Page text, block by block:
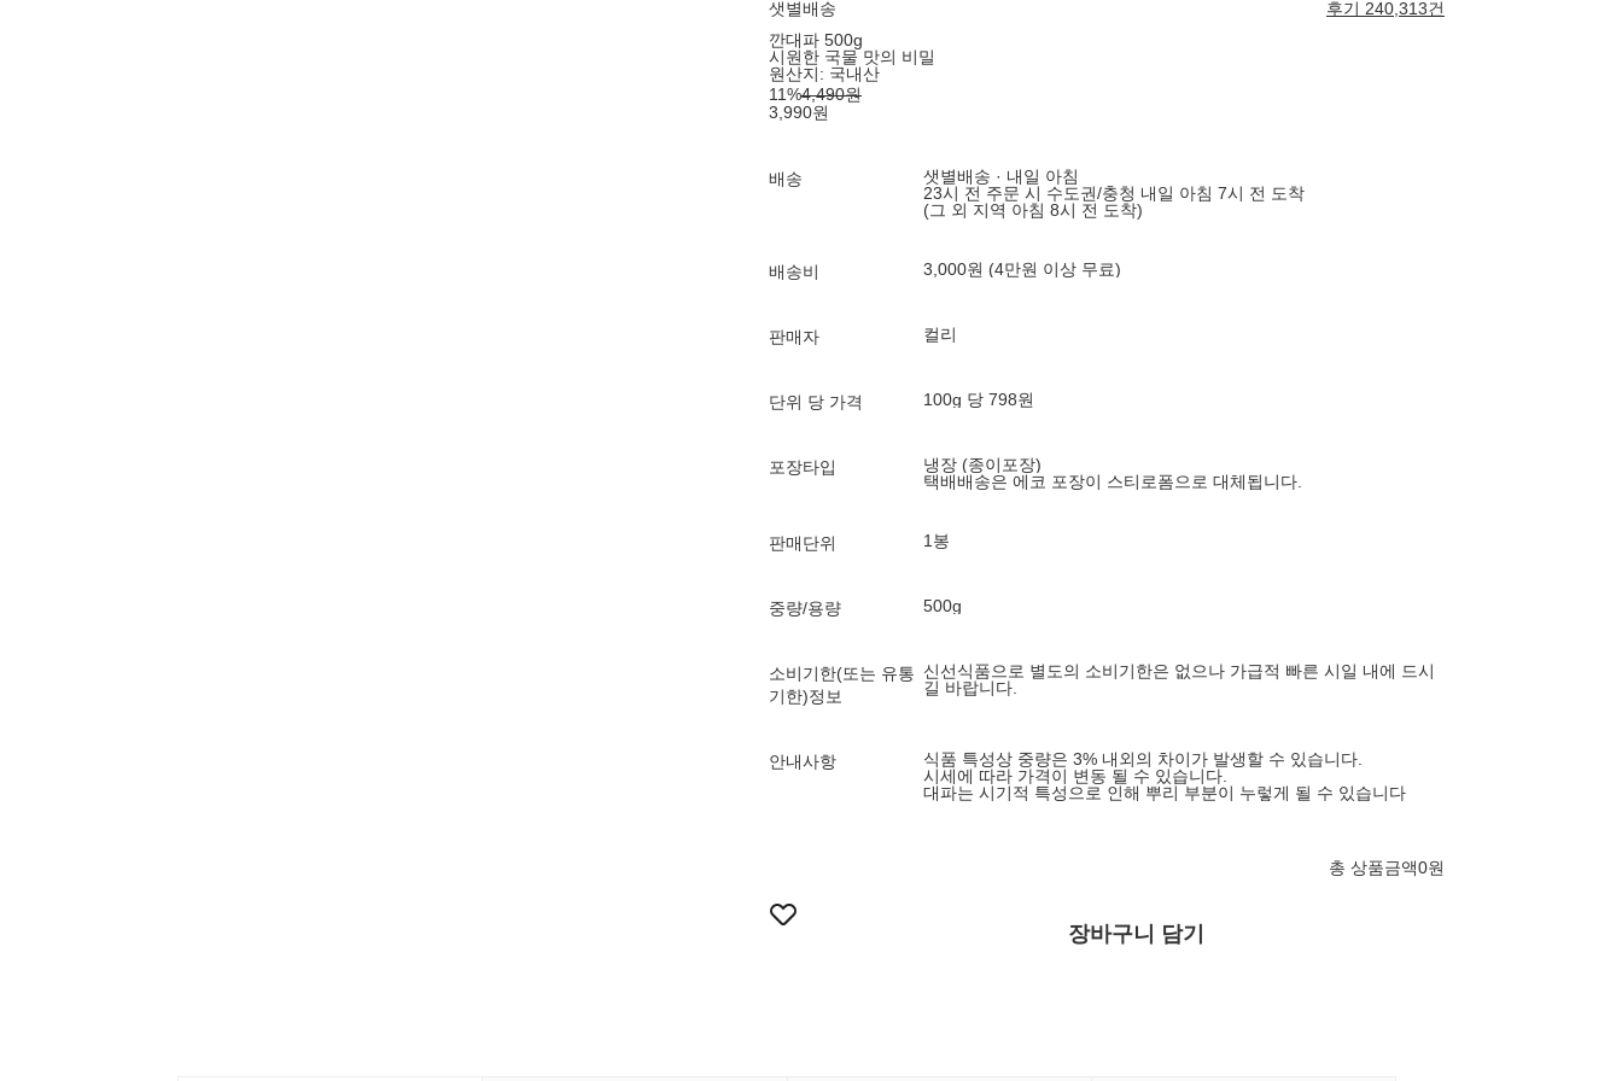
샛별배송
후기 240,313건
깐대파 500g
시원한 국물 맛의 비밀
원산지: 국내산
11%4,490원
3,990원
배송
샛별배송 · 내일 아침
23시 전 주문 시 수도권/충청 내일 아침 7시 전 도착
(그 외 지역 아침 8시 전 도착)
배송비 3,000원 (4만원 이상 무료)
판매자 컬리
단위 당 가격 100g 당 798원
포장타입
냉장 (종이포장)
택배배송은 에코 포장이 스티로폼으로 대체됩니다.
판매단위 1봉
중량/용량 500g
소비기한(또는 유통
기한)정보
신선식품으로 별도의 소비기한은 없으나 가급적 빠른 시일 내에 드시
길 바랍니다.
안내사항
식품 특성상 중량은 3% 내외의 차이가 발생할 수 있습니다.
시세에 따라 가격이 변동 될 수 있습니다.
대파는 시기적 특성으로 인해 뿌리 부분이 누렇게 될 수 있습니다
총 상품금액0원
장바구니 담기